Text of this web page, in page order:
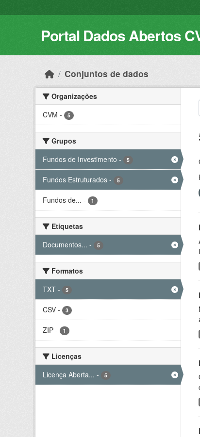
Portal Dados Abertos
Conjuntos de dados
Organizações
CVM - 5
Grupos
Fundos de Investimento - 5
Fundos Estruturados - 5
Fundos de... - 1
Etiquetas
Documentos... - 5
Formatos
TXT - 5
CSV - 3
ZIP - 1
Licenças
Licença Aberta... - 5